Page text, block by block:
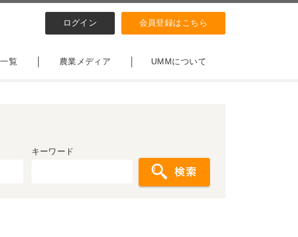
ログイン 会員登録はこちら
覧 農業メディア UMMについて
キーワード